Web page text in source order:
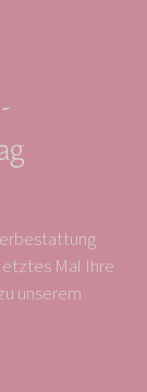
Mal Ihre
unserem